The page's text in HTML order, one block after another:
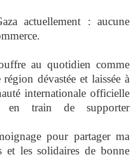
actuellement : aucune
au quotidien comme
dévastée et laissée à
internationale officielle
train de supporter
pour partager ma
et les solidaires de bonne